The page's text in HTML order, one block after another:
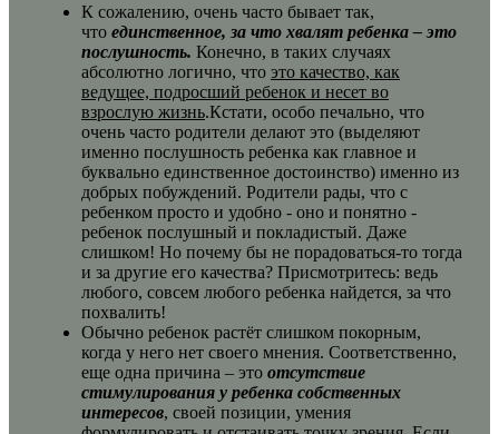
К сожалению, очень часто бывает так,
что единственное, за что хвалят ребенка – это
послушность. Конечно, в таких случаях
абсолютно логично, что это качество, как
ведущее, подросший ребенок и несет во
взрослую жизнь.Кстати, особо печально, что
очень часто родители делают это (выделяют
именно послушность ребенка как главное и
буквально единственное достоинство) именно из
добрых побуждений. Родители рады, что с
ребенком просто и удобно - оно и понятно -
ребенок послушный и покладистый. Даже
слишком! Но почему бы не порадоваться-то тогда
и за другие его качества? Присмотритесь: ведь
любого, совсем любого ребенка найдется, за что
похвалить!
Обычно ребенок растёт слишком покорным,
когда у него нет своего мнения. Соответственно,
еще одна причина – это отсутствие
стимулирования у ребенка собственных
интересов, своей позиции, умения